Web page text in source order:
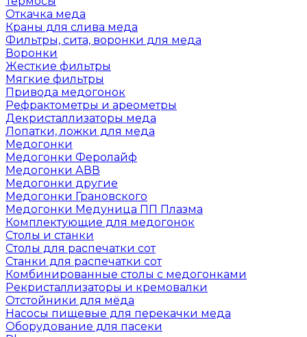
Откачка меда
Краны для слива меда
Фильтры, сита, воронки для меда
Воронки
Жесткие фильтры
Мягкие фильтры
Привода медогонок
Рефрактометры и ареометры
Декристаллизаторы меда
Лопатки, ложки для меда
Медогонки
Медогонки Феролайф
Медогонки АВВ
Медогонки другие
Медогонки Грановского
Медогонки Медуница ПП Плазма
Комплектующие для медогонок
Столы и станки
Столы для распечатки сот
Станки для распечатки сот
Комбинированные столы с медогонками
Рекристаллизаторы и кремовалки
Отстойники для мёда
Насосы пищевые для перекачки меда
Оборудование для пасеки